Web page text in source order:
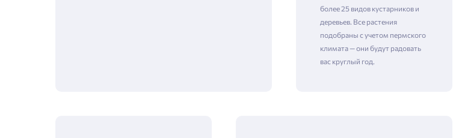
более 25 видов кустарников и
деревьев. Все растения
подобраны с учетом пермского
климата — они будут радовать
вас круглый год.